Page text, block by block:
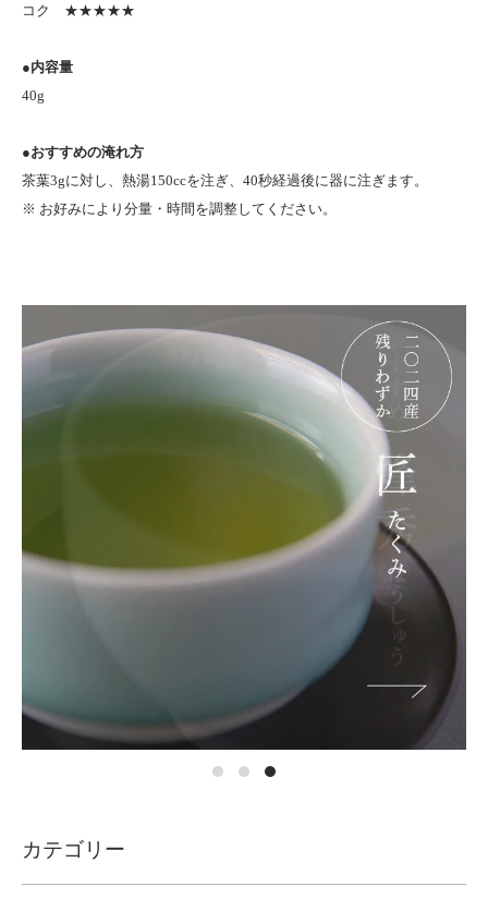
コク ★★★★★
●内容量
40g
●おすすめの淹れ方
茶葉3gに対し、熱湯150ccを注ぎ、40秒経過後に器に注ぎます。
※ お好みにより分量・時間を調整してください。
カテゴリー